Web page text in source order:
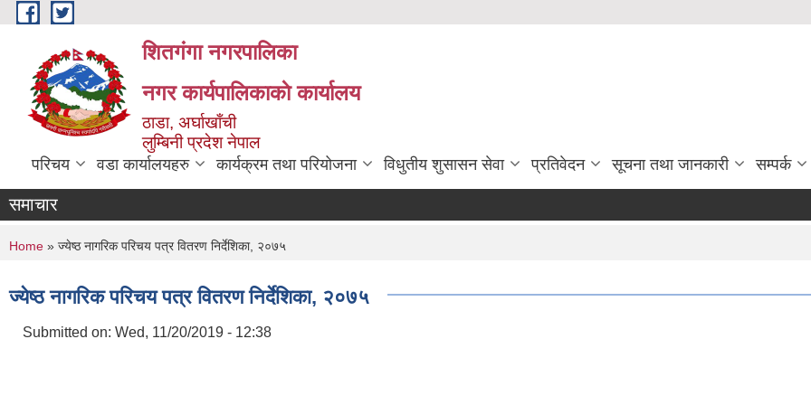
Skip to main content
शितगंगा नगरपालिका
नगर कार्यपालिकाकाे कार्यालय
ठाडा, अर्घाखाँची
लुम्बिनी प्रदेश नेपाल
परिचय वडा कार्यालयहरु कार्यक्रम तथा परियोजना विधुतीय शुसासन सेवा प्रतिवेदन सूचना तथा जानकारी सम्पर्क
समाचार
You are here
Home » ज्येष्ठ नागरिक परिचय पत्र वितरण निर्देशिका, २०७५
ज्येष्ठ नागरिक परिचय पत्र वितरण निर्देशिका, २०७५
Submitted on: Wed, 11/20/2019 - 12:38